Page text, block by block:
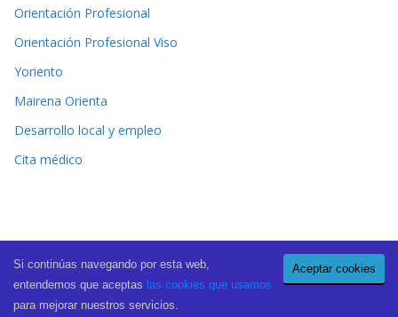
Orientación Profesional
Orientación Profesional Viso
Yoriento
Mairena Orienta
Desarrollo local y empleo
Cita médico
Copyright © 2026 El Periódico de Mairena
. All rights reserved.
Theme:
ColorMag Pro by ThemeGrill. Powered by
Aceptar cookies
Si continúas navegando por esta web,
entendemos que aceptas las cookies que usamos
para mejorar nuestros servicios.